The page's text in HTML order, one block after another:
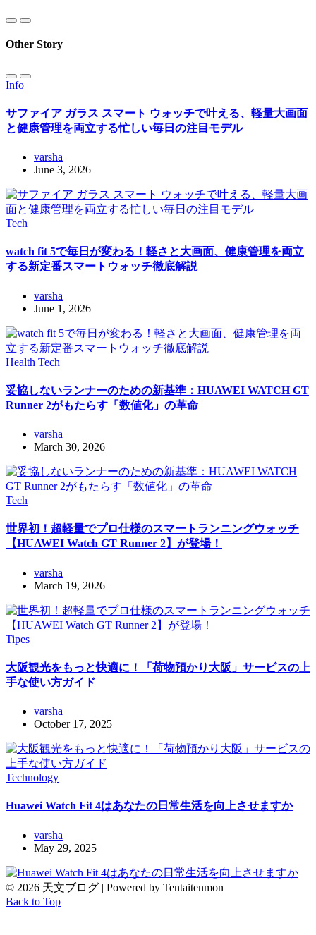
Other Story
Info
サファイア ガラス スマート ウォッチで叶える、軽量大画面
と健康管理を両立する忙しい毎日の注目モデル
varsha
June 3, 2026
Tech
watch fit 5で毎日が変わる！軽さと大画面、健康管理を両立
する新定番スマートウォッチ徹底解説
varsha
June 1, 2026
Health Tech
妥協しないランナーのための新基準：HUAWEI WATCH GT
Runner 2がもたらす「数値化」の革命
varsha
March 30, 2026
Tech
世界初！超軽量でプロ仕様のスマートランニングウォッチ
【HUAWEI Watch GT Runner 2】が登場！
varsha
March 19, 2026
Tipes
大阪観光をもっと快適に！「荷物預かり大阪」サービスの上
手な使い方ガイド
varsha
October 17, 2025
Technology
Huawei Watch Fit 4はあなたの日常生活を向上させますか
varsha
May 29, 2025
© 2026 天文ブログ | Powered by Tentaitenmon
Back to Top